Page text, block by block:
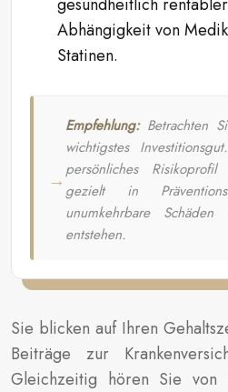
Abhängigkeit von
Statinen.
Empfehlung:Betrachten
wichtigstes
persönliches
gezielt in
unumkehrbare
entstehen.
Sie blicken auf Ihren
Beiträge zur
Gleichzeitig hören Sie